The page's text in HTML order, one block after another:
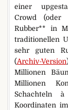
einer
Crowd (oder
Rubber** in
traditionellen
sehr guten
(Archiv-Version
Millionen
Millionen
Schachteln
Koordinaten